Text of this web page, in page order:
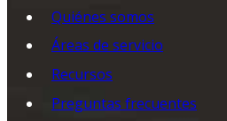
Quiénes somos
Áreas de servicio
Recursos
Preguntas frecuentes